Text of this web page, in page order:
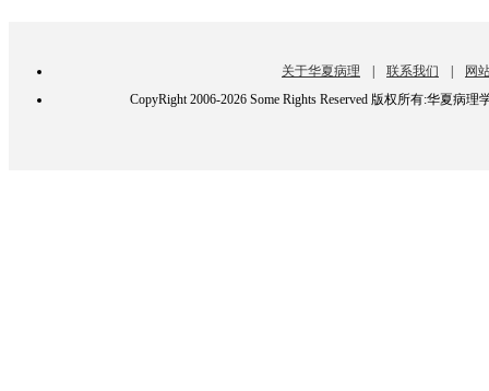
关于华夏病理 联系我们
网
CopyRight 2006-2026 Some Rights Reserved 版权所有:华夏病